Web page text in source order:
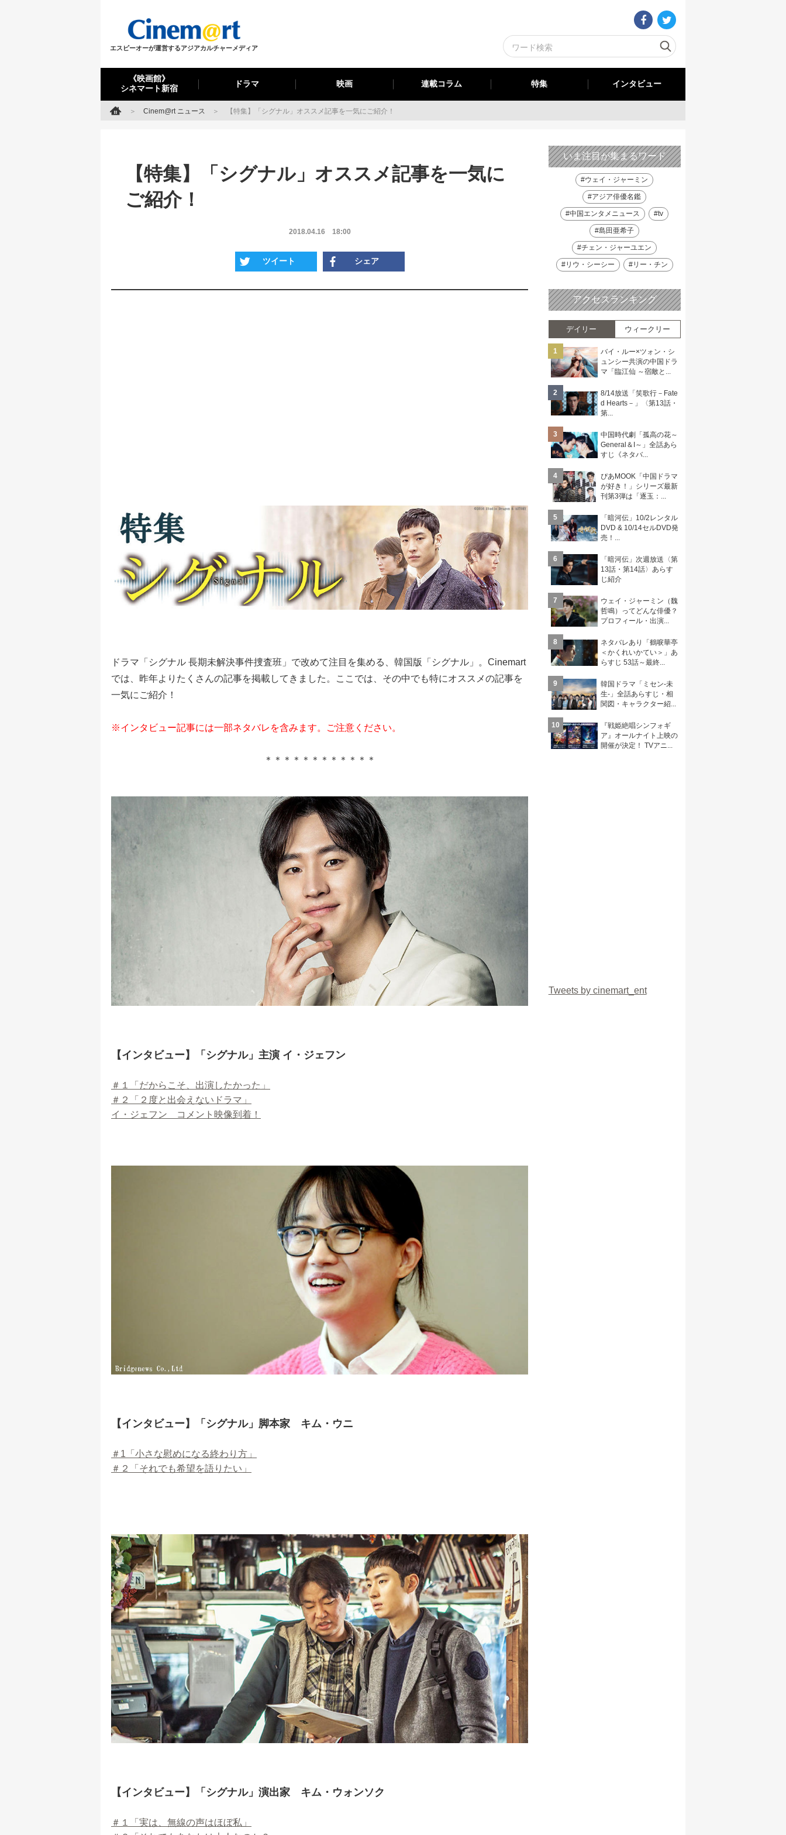
エスピーオーが運営するアジアカルチャーメディア
《映画館》
シネマート新宿
ドラマ 映画 連載コラム 特集 インタビュー
Cinem@rt ニュース 【特集】「シグナル」オススメ記事を一気にご紹介！
【特集】「シグナル」オススメ記事を一気に
ご紹介！
2018.04.16 18:00
ツイート シェア
ドラマ「シグナル 長期未解決事件捜査班」で改めて注目を集める、韓国版「シグナル」。Cinemart
では、昨年よりたくさんの記事を掲載してきました。ここでは、その中でも特にオススメの記事を
一気にご紹介！
※インタビュー記事には一部ネタバレを含みます。ご注意ください。
＊＊＊＊＊＊＊＊＊＊＊＊
【インタビュー】「シグナル」主演 イ・ジェフン
＃１「だからこそ、出演したかった」
＃２「２度と出会えないドラマ」
イ・ジェフン コメント映像到着！
【インタビュー】「シグナル」脚本家 キム・ウニ
＃1「小さな慰めになる終わり方」
＃２「それでも希望を語りたい」
【インタビュー】「シグナル」演出家 キム・ウォンソク
＃１「実は、無線の声はほぼ私」
いま注目が集まるワード
#ウェイ・ジャーミン
#アジア俳優名鑑
#中国エンタメニュース #tv
#島田亜希子
#チェン・ジャーユエン
#リウ・シーシー #リー・チン
アクセスランキング
デイリー ウィークリー
1
バイ・ルー×ツォン・シ
ュンシー共演の中国ドラ
マ「臨江仙 ～宿敵と...
2
8/14放送「笑歌行－Fate
d Hearts－」〈第13話・
第...
3
中国時代劇「孤高の花～
General＆I～」全話あら
すじ《ネタバ...
4
ぴあMOOK「中国ドラマ
が好き！」シリーズ最新
刊第3弾は「逐玉：...
5
「暗河伝」10/2レンタル
DVD & 10/14セルDVD発
売！...
6
「暗河伝」次週放送〈第
13話・第14話〉あらす
じ紹介
7
ウェイ・ジャーミン（魏
哲鳴）ってどんな俳優？
プロフィール・出演...
8
ネタバレあり「鶴唳華亭
＜かくれいかてい＞」あ
らすじ 53話～最終...
9
韓国ドラマ「ミセン-未
生-」全話あらすじ・相
関図・キャラクター紹...
10
『戦姫絶唱シンフォギ
ア』オールナイト上映の
開催が決定！ TVアニ...
Tweets by cinemart_ent